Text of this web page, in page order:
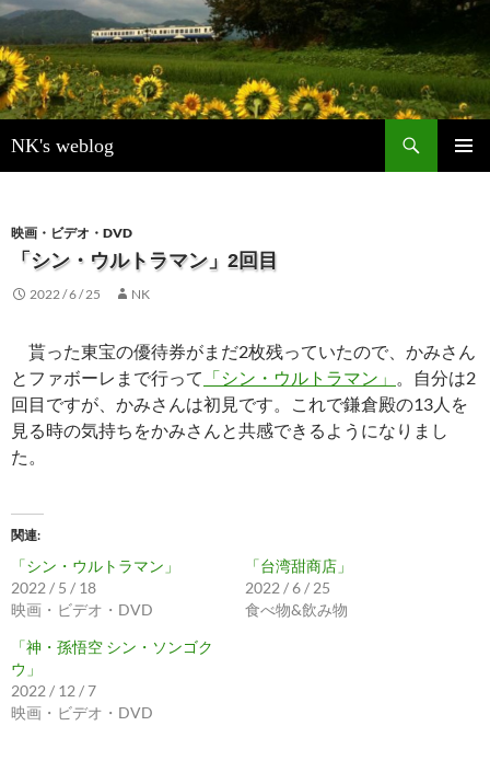
NK's weblog
索
ン
ツ
ス
プ
映画・ビデオ・DVD
「シン・ウルトラマン」2回目
2022 / 6 / 25 NK
貰った東宝の優待券がまだ2枚残っていたので、かみさん
とファボーレまで行って 「シン・ウルトラマン」 。自分は2
回目ですが、かみさんは初見です。これで鎌倉殿の13人を
見る時の気持ちをかみさんと共感できるようになりまし
た。
関連
「シン・ウルトラマン」
2022 / 5 / 18
映画・ビデオ・DVD
「台湾甜商店」
2022 / 6 / 25
食べ物&飲み物
「神・孫悟空 シン・ソンゴク
ウ」
2022 / 12 / 7
映画・ビデオ・DVD